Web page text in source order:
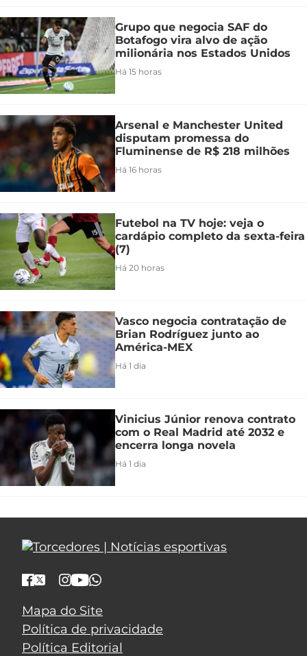
Grupo que negocia SAF do
Botafogo vira alvo de ação
milionária nos Estados Unidos
Há 15 horas
Arsenal e Manchester United
disputam promessa do
Fluminense de R$ 218 milhões
Há 16 horas
Futebol na TV hoje: veja o
cardápio completo da sexta-feira
(7)
Há 20 horas
Vasco negocia contratação de
Brian Rodríguez junto ao
América-MEX
Há 1 dia
Vinicius Júnior renova contrato
com o Real Madrid até 2032 e
encerra longa novela
Há 1 dia
Mapa do Site
Política de privacidade
Política Editorial